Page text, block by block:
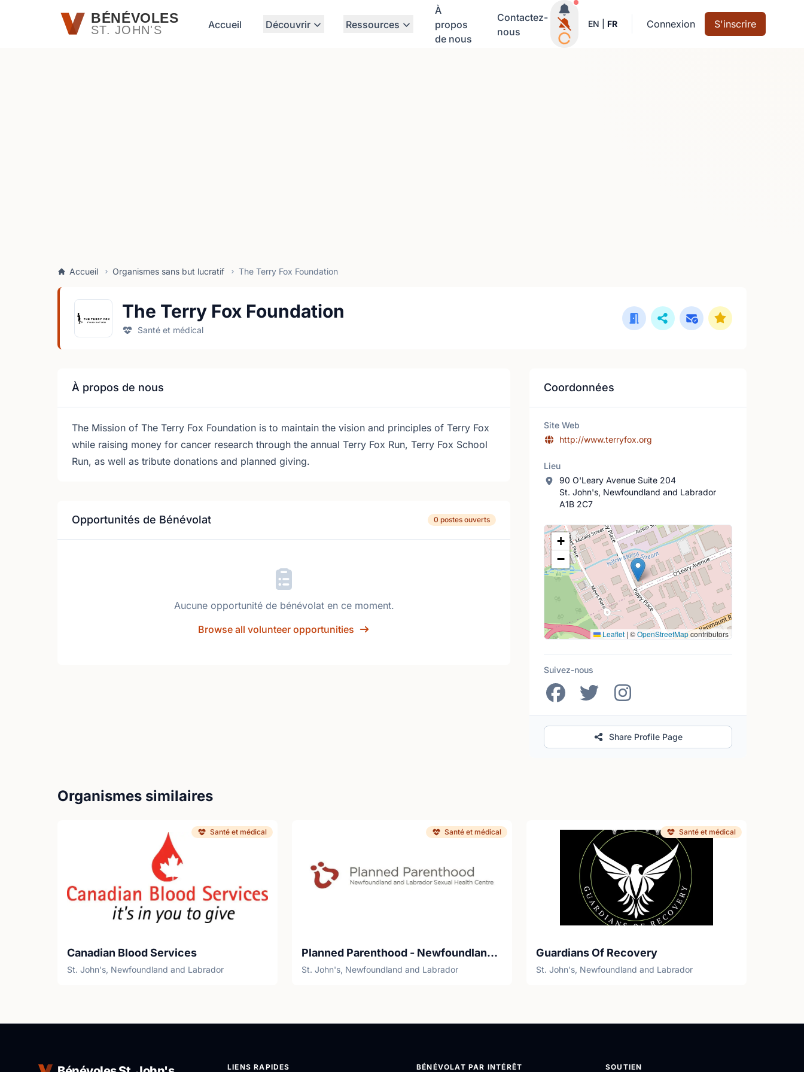
Passer au contenu principalBÉNÉVOLES
ST. JOHN'S Accueil Découvrir Ressources
À
propos
de nous
Contactez-
nous
Notifications actives
EN FR Connexion S'inscrire
Accueil Organismes sans but lucratif The Terry Fox Foundation
The Terry Fox Foundation
Santé et médical
À propos de nous
The Mission of The Terry Fox Foundation is to maintain the vision and principles of Terry Fox
while raising money for cancer research through the annual Terry Fox Run, Terry Fox School
Run, as well as tribute donations and planned giving.
Opportunités de Bénévolat 0 postes ouverts
Aucune opportunité de bénévolat en ce moment.
Browse all volunteer opportunities
Coordonnées
Site Web
http://www.terryfox.org
Lieu
90 O'Leary Avenue Suite 204
St. John's, Newfoundland and Labrador
A1B 2C7
Lieu
+
−
Leaflet | ©OpenStreetMapcontributors
Suivez-nous
Share Profile Page
Organismes similaires
Santé et médical
Canadian Blood Services
St. John's, Newfoundland and Labrador
Santé et médical
Planned Parenthood - Newfoundland and Labrador Sexual Health Centre
St. John's, Newfoundland and Labrador
Santé et médical
Guardians Of Recovery
St. John's, Newfoundland and Labrador
LIENS RAPIDES BÉNÉVOLAT PAR INTÉRÊT SOUTIEN